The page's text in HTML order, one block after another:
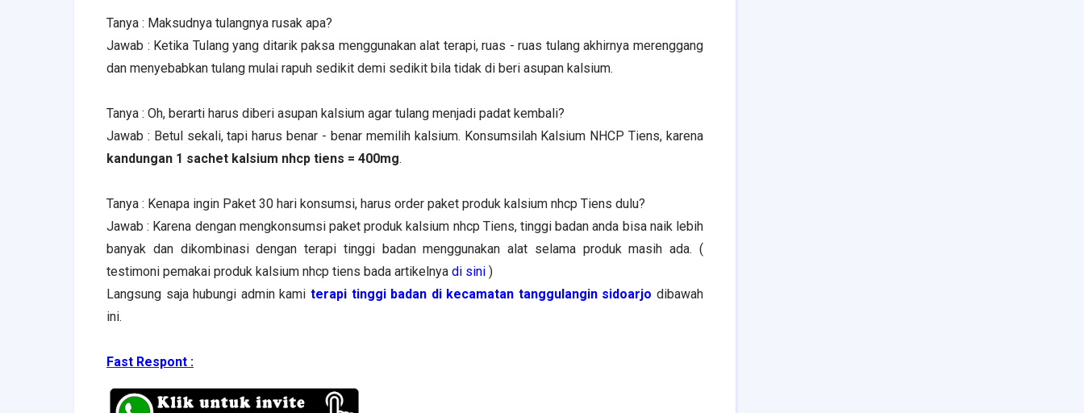
Tanya : Maksudnya tulangnya rusak apa?
Jawab : Ketika Tulang yang ditarik paksa menggunakan alat terapi, ruas - ruas tulang akhirnya merenggang
dan menyebabkan tulang mulai rapuh sedikit demi sedikit bila tidak di beri asupan kalsium.
Tanya : Oh, berarti harus diberi asupan kalsium agar tulang menjadi padat kembali?
Jawab : Betul sekali, tapi harus benar - benar memilih kalsium. Konsumsilah Kalsium NHCP Tiens, karena
kandungan 1 sachet kalsium nhcp tiens = 400mg.
Tanya : Kenapa ingin Paket 30 hari konsumsi, harus order paket produk kalsium nhcp Tiens dulu?
Jawab : Karena dengan mengkonsumsi paket produk kalsium nhcp Tiens, tinggi badan anda bisa naik lebih
banyak dan dikombinasi dengan terapi tinggi badan menggunakan alat selama produk masih ada. (
testimoni pemakai produk kalsium nhcp tiens bada artikelnya di sini )
Langsung saja hubungi admin kami terapi tinggi badan dikecamatan tanggulangin sidoarjo dibawah
ini.
Fast Respont :